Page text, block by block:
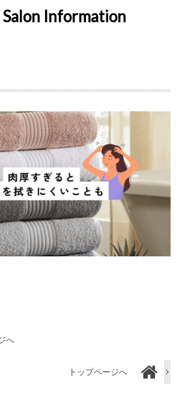
Salon Information
へ
トップページへ